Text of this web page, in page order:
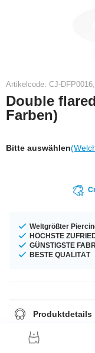
Artikelcode: CJ-DFP0016,
Double
Farben)
Bitte auswählen
Weltgrößter
HÖCHSTE
GÜNSTIGSTE
BESTE QUALITÄT
Produktdetails
Mit Durchmessern von
unseren Farben ist